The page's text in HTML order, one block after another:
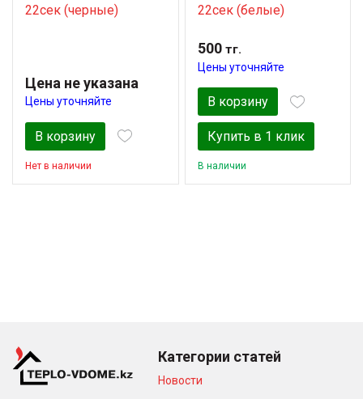
22сек (черные)
Цена не указана
Цены уточняйте
В корзину
Нет в наличии
22сек (белые)
500тг.
Цены уточняйте
В корзину
Купить в 1 клик
В наличии
Категории статей
Новости